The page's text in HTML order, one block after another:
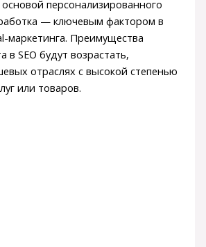
персонализированного
— ключевым фактором в
маркетинга. Преимущества
в SEO будут возрастать,
отраслях с высокой степенью
или товаров.